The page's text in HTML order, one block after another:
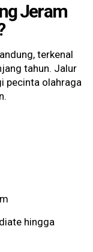
Jeram
terkenal
tahun. Jalur
pecinta olahraga
hingga